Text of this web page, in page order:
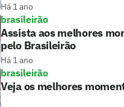
Há 1 ano
brasileirão
Assista aos melhores
pelo Brasileirão
Há 1 ano
brasileirão
Veja os melhores